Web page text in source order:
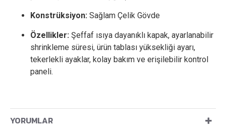
Konstrüksiyon: Sağlam Çelik Gövde
Özellikler: Şeffaf ısıya dayanıklı kapak, ayarlanabilir
shrinkleme süresi, ürün tablası yüksekliği ayarı,
tekerlekli ayaklar, kolay bakım ve erişilebilir kontrol
paneli.
YORUMLAR